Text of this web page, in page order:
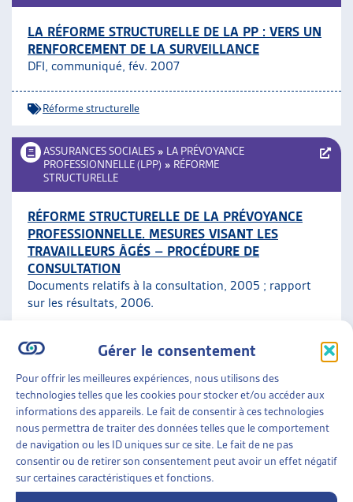
Gérer le consentement
Pour offrir les meilleures expériences, nous utilisons des
technologies telles que les cookies pour stocker et/ou accéder aux
informations des appareils. Le fait de consentir à ces technologies
nous permettra de traiter des données telles que le comportement
de navigation ou les ID uniques sur ce site. Le fait de ne pas
consentir ou de retirer son consentement peut avoir un effet négatif
sur certaines caractéristiques et fonctions.
LA RÉFORME STRUCTURELLE DE LA PP : VERS UN
RENFORCEMENT DE LA SURVEILLANCE
DFI, communiqué, fév. 2007
Réforme structurelle
ASSURANCES SOCIALES » LA PRÉVOYANCE
PROFESSIONNELLE (LPP) » RÉFORME
STRUCTURELLE
RÉFORME STRUCTURELLE DE LA PRÉVOYANCE
PROFESSIONNELLE. MESURES VISANT LES
TRAVAILLEURS ÂGÉS – PROCÉDURE DE
CONSULTATION
Documents relatifs à la consultation, 2005 ; rapport
sur les résultats, 2006.
Réforme structurelle
ASSURANCES SOCIALES » LA PRÉVOYANCE
PROFESSIONNELLE (LPP)»RÉFORME
STRUCTURELLE
RÉFORME STRUCTURELLE: OUVERTURE DE LA
CONSULTATION
DFI, communiqué, juil. 2006